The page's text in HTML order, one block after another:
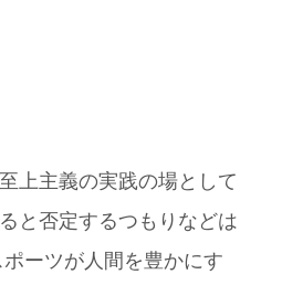
上主義の実践の場として
と否定するつもりなどは
ーツが人間を豊かにす